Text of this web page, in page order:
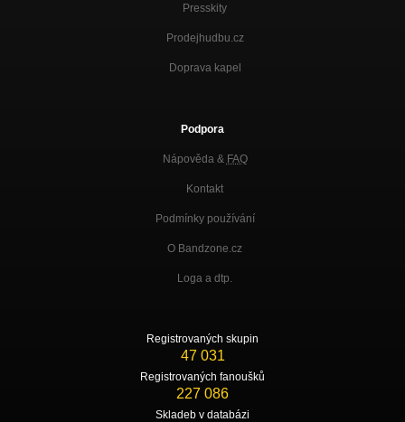
Presskity
Prodejhudbu.cz
Doprava kapel
Podpora
Nápověda & FAQ
Kontakt
Podmínky používání
O Bandzone.cz
Loga a dtp.
Registrovaných skupin
47 031
Registrovaných fanoušků
227 086
Skladeb v databázi